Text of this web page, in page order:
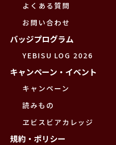
よくある質問
お問い合わせ
バッジプログラム
YEBISU LOG 2026
キャンペーン・イベント
キャンペーン
読みもの
ヱビスビアカレッジ
規約・ポリシー